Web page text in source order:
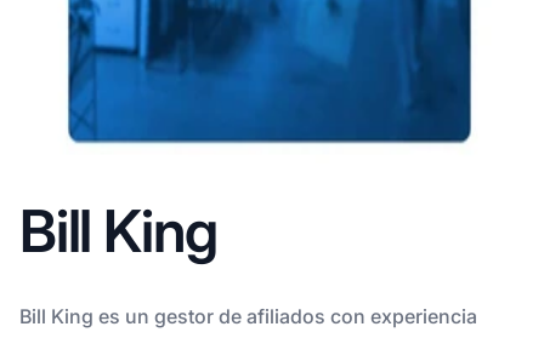
Bill King
Bill King es un gestor de afiliados con experiencia